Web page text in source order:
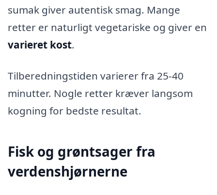
sumak giver autentisk smag. Mange
retter er naturligt vegetariske og giver en
varieret kost.
Tilberedningstiden varierer fra 25-40
minutter. Nogle retter kræver langsom
kogning for bedste resultat.
Fisk og grøntsager fra
verdenshjørnerne